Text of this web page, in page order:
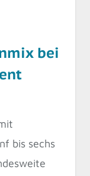
bei
bis sechs